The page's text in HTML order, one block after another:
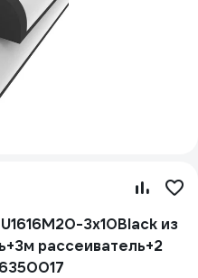
3x10Black из
рассеиватель+2